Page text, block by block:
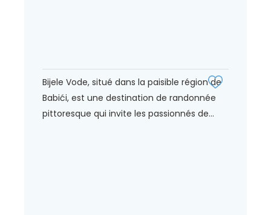
Bijele Vode, situé dans la paisible région de
Babići, est une destination de randonnée
pittoresque qui invite les passionnés de...